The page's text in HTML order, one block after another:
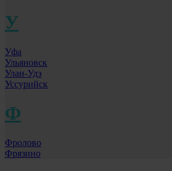
У
Уфа
Ульяновск
Улан-Удэ
Уссурийск
Ф
Фролово
Фрязино